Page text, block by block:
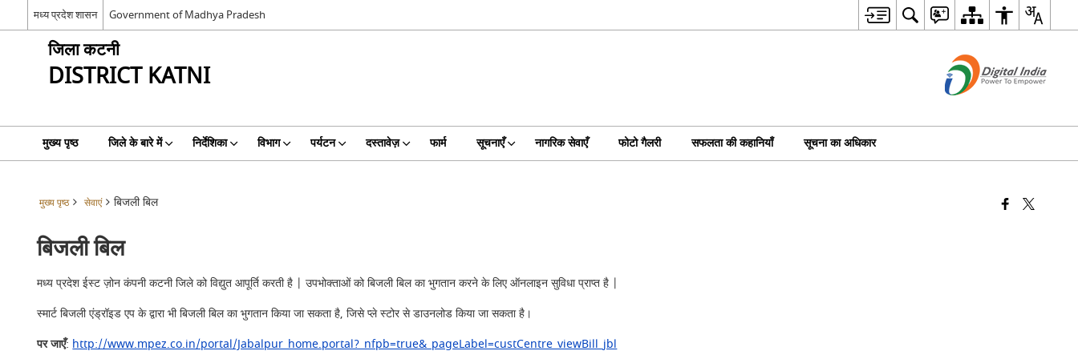
मध्य प्रदेश शासन Government of Madhya Pradesh
जिला कटनी
DISTRICT KATNI
मुख्य पृष्ठ जिले के बारे में निर्देशिका विभाग पर्यटन दस्तावेज़ फार्म सूचनाएँ नागरिक सेवाएँ फोटो गैलरी सफलता की कहानियाँ सूचना का अधिकार
मुख्य पृष्ठ सेवाएं बिजली बिल
बिजली बिल
मध्य प्रदेश ईस्ट ज़ोन कंपनी कटनी जिले को विद्युत आपूर्ति करती है | उपभोक्ताओं को बिजली बिल का भुगतान करने के लिए ऑनलाइन सुविधा प्राप्त है |
स्मार्ट बिजली एंड्रॉइड एप के द्वारा भी बिजली बिल का भुगतान किया जा सकता है, जिसे प्ले स्टोर से डाउनलोड किया जा सकता है।
पर जाएँ: http://www.mpez.co.in/portal/Jabalpur_home.portal?_nfpb=true&_pageLabel=custCentre_viewBill_jbl